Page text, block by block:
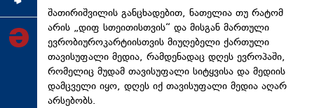
შათირიშვილის განცხადებით, ნათელია თუ რატომ
არის „დიფ სთეითისთვის“ და მისგან მართული
ევრობიუროკარტიისთვის მიუღებელი ქართული
თავისუფალი მედია, რამდენადაც დღეს ევროპაში,
რომელიც მუდამ თავისუფალი სიტყვისა და მედიის
დამცველი იყო, დღეს იქ თავისუფალი მედია აღარ
არსებობს.